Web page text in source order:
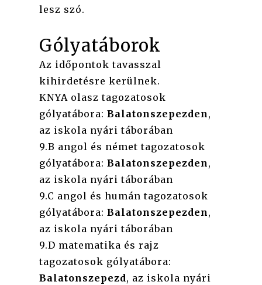
lesz szó.
Gólyatáborok
Az időpontok tavasszal
kihirdetésre kerülnek.
KNYA olasz tagozatosok
gólyatábora:Balatonszepezden,
az iskola nyári táborában
9.B angol és német tagozatosok
gólyatábora:Balatonszepezden,
az iskola nyári táborában
9.C angol és humán tagozatosok
gólyatábora:Balatonszepezden,
az iskola nyári táborában
9.D matematika és rajz
tagozatosok gólyatábora:
Balatonszepezd, az iskola nyári